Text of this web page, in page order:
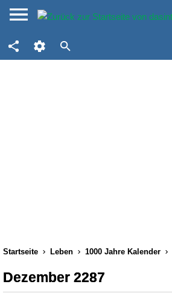
Startseite Leben 1000 Jahre Kalender
Dezember 2287